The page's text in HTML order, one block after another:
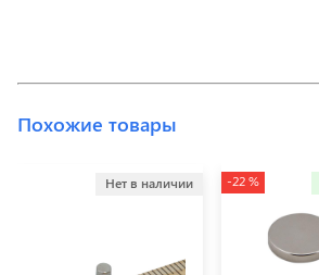
Похожие товары
Нет в наличии -22 %